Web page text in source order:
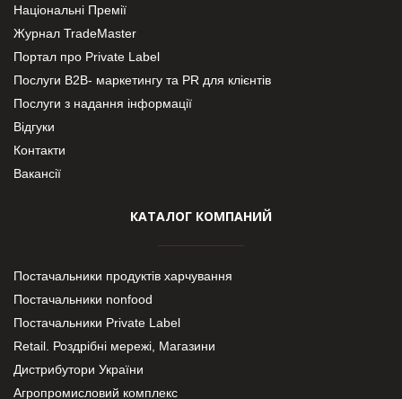
Національні Премії
Журнал TradeMaster
Портал про Private Label
Послуги В2В- маркетингу та PR для клієнтів
Послуги з надання інформації
Відгуки
Контакти
Вакансії
КАТАЛОГ КОМПАНИЙ
Постачальники продуктів харчування
Постачальники nonfood
Постачальники Private Label
Retail. Роздрібні мережі, Магазини
Дистрибутори України
Агропромисловий комплекс